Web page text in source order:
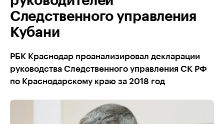
Следственного управления
Кубани
РБК Краснодар проанализировал декларации
руководства Следственного управления СК РФ
по Краснодарскому краю за 2018 год